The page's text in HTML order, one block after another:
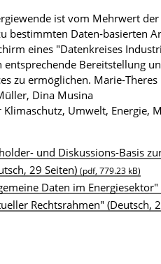
ist vom Mehrwert
bestimmten Daten‐basierten
eines "Datenkreises
Bereitstellung
zu ermöglichen. Marie-
Dina Musina
Umwelt, Energie,
und Diskussions-Basis
29 Seiten) (pdf, 779.23 kB)
Daten im Energiesektor"
Rechtsrahmen" (Deutsch,